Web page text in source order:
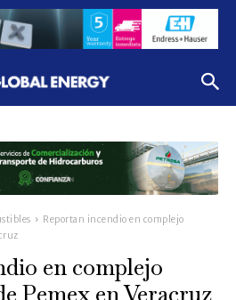
Reportan incendio en complejo
en complejo
Pemex en Veracruz